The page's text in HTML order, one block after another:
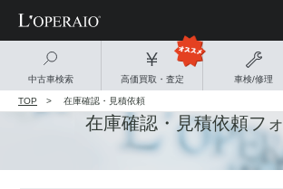
中古車検索 高価買取・査定 車検/修理
TOP 在庫確認・見積依頼
在庫確認・見積依頼フ